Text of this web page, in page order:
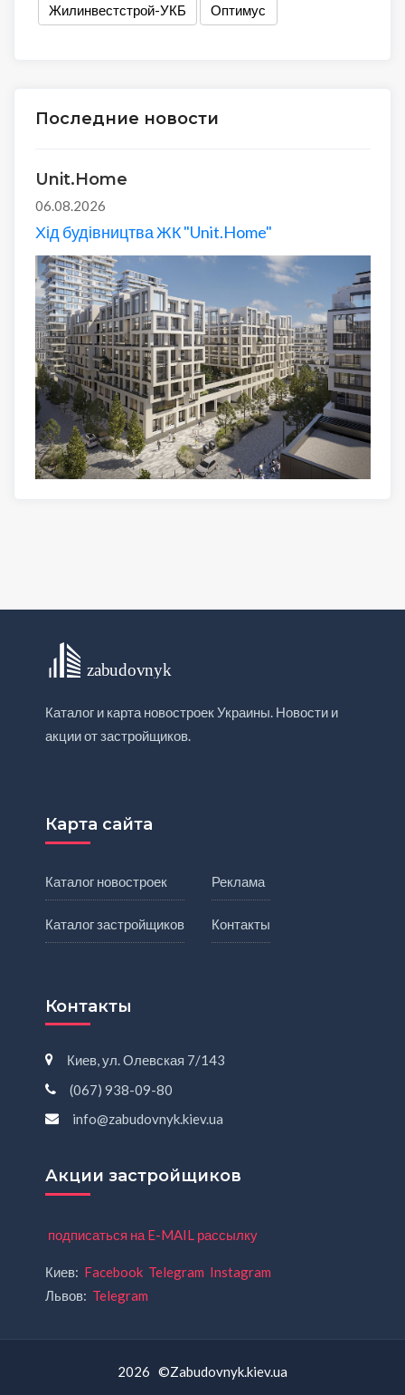
Жилинвестстрой-УКБ Оптимус
Последние новости
Unit.Home
06.08.2026
Хід будівництва ЖК "Unit.Home"
Каталог и карта новостроек Украины. Новости и
акции от застройщиков.
Карта сайта
Каталог новостроек
Каталог застройщиков
Реклама
Контакты
Контакты
Киев, ул. Олевская 7/143
(067) 938-09-80
info@zabudovnyk.kiev.ua
Акции застройщиков
подписаться на E-MAIL рассылку
Киев: Facebook Telegram Instagram
Львов: Telegram
2026 ©Zabudovnyk.kiev.ua